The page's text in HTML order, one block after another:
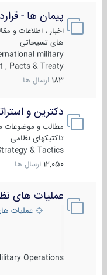
پیمان ها -
اخبار ، اطلاعات و
های تسیحاتی
military
, Pacts & Treaty
183 ارسال ها
دکترین و
مطالب و موضوعات
تاکتیکهای نظامی
& Tactics
12,050 ارسال ها
عملیات های
عملیات های
Military Operations